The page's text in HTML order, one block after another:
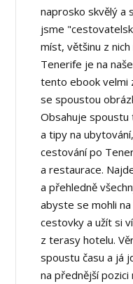
naprosko skvělý a
jsme
míst, většinu z
Tenerife je na
tento ebook velmi
se spoustou
Obsahuje
a tipy na
cestování po
a restaurace.
a přehledně
abyste se mohli
cestovky a užít si
z terasy hotelu.
spoustu času a já
na přednější